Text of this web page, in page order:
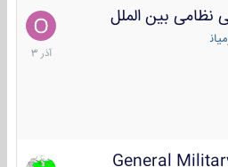
بین الملل
21
آذر
1403
General
10